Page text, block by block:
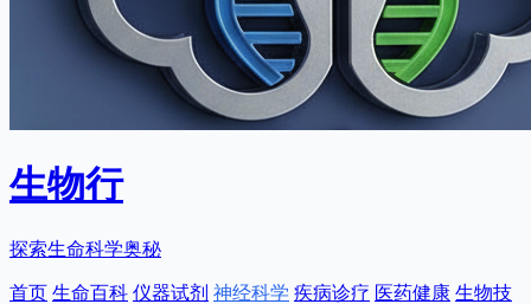
生物行
探索生命科学奥秘
首页 生命百科 仪器试剂 神经科学 疾病诊疗 医药健康 生物技